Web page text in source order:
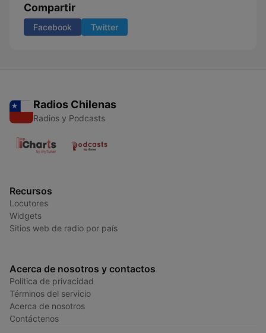
Compartir
Facebook Twitter
Radios Chilenas
Radios y Podcasts
Recursos
Locutores
Widgets
Sitios web de radio por país
Acerca de nosotros y contactos
Política de privacidad
Términos del servicio
Acerca de nosotros
Contáctenos